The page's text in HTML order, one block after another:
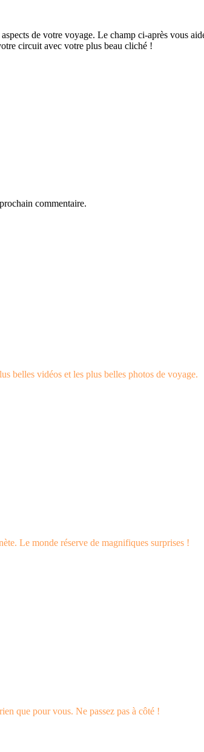
de votre voyage. Le champ ci-après vous
circuit avec votre plus beau cliché !
commentaire.
belles vidéos et les plus belles photos de voyage.
Le monde réserve de magnifiques surprises !
que pour vous. Ne passez pas à côté !